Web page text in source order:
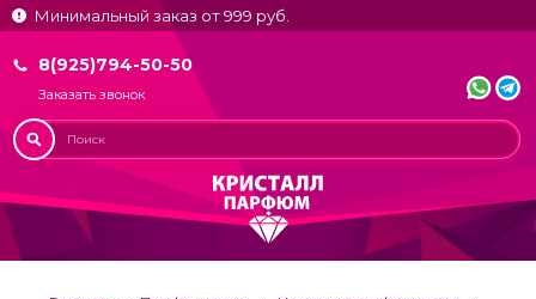
Минимальный заказ от 999 руб.
8(925)794-50-50
Заказать звонок